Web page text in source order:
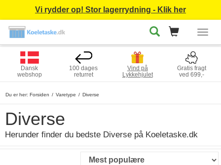
Vi rydder op! Stor lagerrydning - Klik her
Dansk
webshop
100 dages
returret
Vind på
Lykkehjulet
Gratis fragt
ved 699,-
Du er her: Forsiden Varetype Diverse
Diverse
Herunder finder du bedste Diverse på Koeletaske.dk